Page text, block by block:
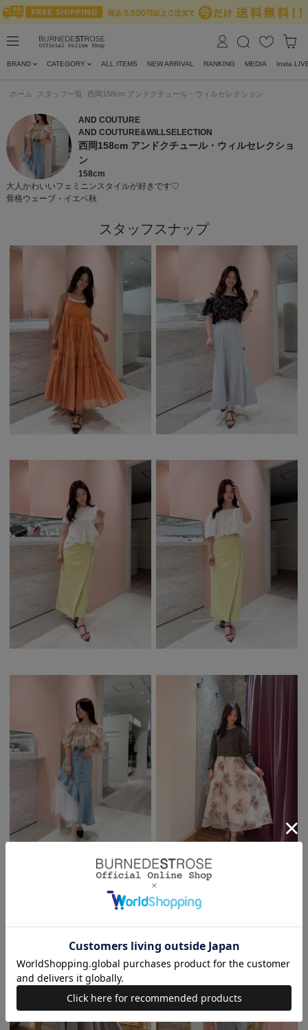
BRAND CATEGORY ALL ITEMS NEW ARRIVAL RANKING MEDIA Insta
ホーム スタッフ一覧 西岡158cm アンドクチュール・ウィルセレクション
AND COUTURE
AND COUTURE&WILLSELECTION
西岡158cm アンドクチュール・ウィルセレクショ
ン
158cm
大人かわいいフェミニンスタイルが好きです♡
骨格ウェーブ・イエベ秋
スタッフスナップ